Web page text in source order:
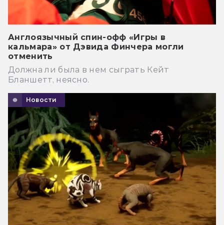
Англоязычный спин-офф «Игры в
кальмара» от Дэвида Финчера могли
отменить
Должна ли была в нем сыграть Кейт
Бланшетт, неясно.
Новости